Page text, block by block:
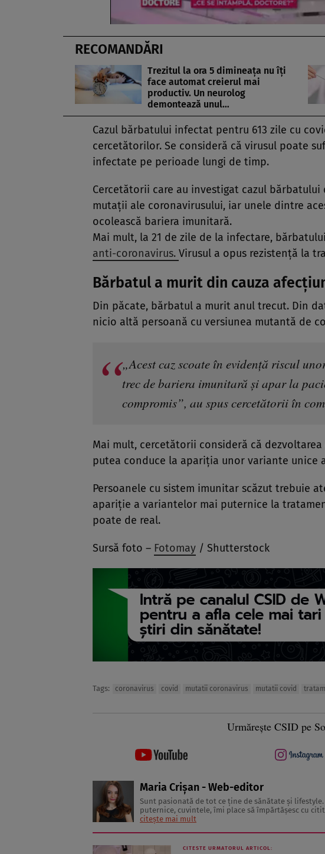
RECOMANDĂRI
Trezitul la ora 5 dimineața nu îți
face automat creierul mai
productiv. Un neurolog
demontează unul…
Cazul bărbatului infectat pentru 613 zile cu
cercetătorilor. Se consideră că virusul poate
infectate pe perioade lungi de timp.
Cercetătorii care au investigat cazul
mutații ale coronavirusului, iar unele dintre
ocolească bariera imunitară.
Mai mult, la 21 de zile de la infectare,
anti-coronavirus. Virusul a opus rezistență la
Bărbatul a murit din cauza
Din păcate, bărbatul a murit anul trecut. Din
nicio altă persoană cu versiunea mutantă de
„Acest caz scoate în evidenţă riscul
trec de bariera imunitară şi apar la
compromis”, au spus cercetătorii în
Mai mult, cercetătorii consideră că
putea conduce la apariția unor variante unice
Persoanele cu sistem imunitar scăzut trebuie
apariție a variantelor mai puternice la
poate de real.
Sursă foto – Fotomay / Shutterstock
Tags: coronavirus covid mutatii coronavirus mutatii covid
Urmărește CSID pe
Maria Crișan - Web-editor
Sunt pasionată de tot ce ține de sănătate și
puternice, cuvintele, îmi place să împărtășesc cu
înseamnă o viață trăită sănătos și frumos. Lucrez în
citește mai mult
CITESTE URMATORUL ARTICOL: